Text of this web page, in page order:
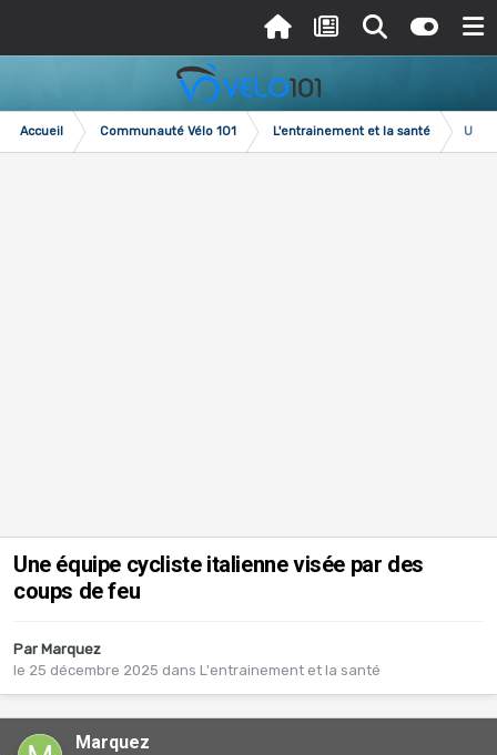
Accueil Communauté Vélo 101 L'entrainement et la santé Une
Une équipe cycliste italienne visée par des
coups de feu
Par Marquez
le 25 décembre 2025 dans L'entrainement et la santé
Marquez